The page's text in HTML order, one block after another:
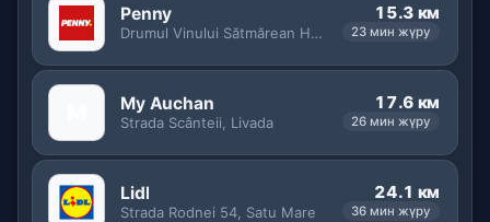
Penny
Drumul Vinului Sătmărean Halmeu Vii-Orașu Nou, Turț
15.3 км
23 мин жүру
My Auchan
Strada Scânteii, Livada
17.6 км
26 мин жүру
Lidl
Strada Rodnei 54, Satu Mare
24.1 км
36 мин жүру